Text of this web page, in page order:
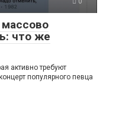
что же
активно требуют
популярного певца